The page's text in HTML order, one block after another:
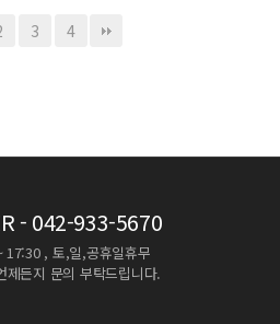
3 4
- 042-933-5670
17:30 , 토,일,공휴일휴무
제든지 문의 부탁드립니다.